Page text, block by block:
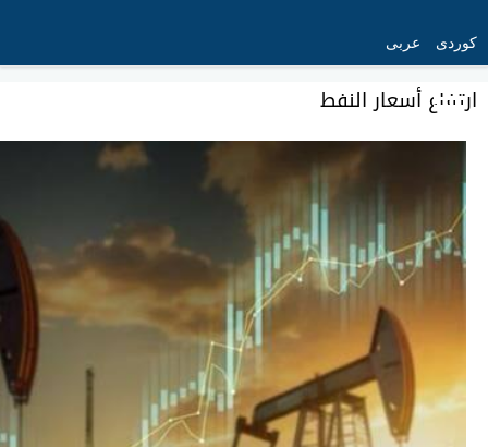
کوردی عربی
ارتفاع أسعار النفط